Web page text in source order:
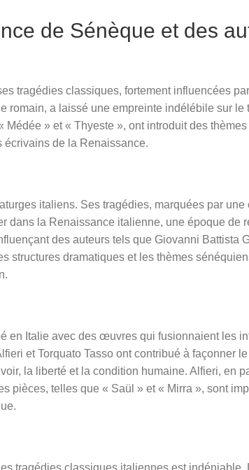
de Sénèque et des
tragédies classiques, fortement influencées
romain, a laissé une empreinte indélébile sur
» et « Thyeste », ont introduit des
écrivains de la Renaissance.
italiens. Ses tragédies, marquées par
dans la Renaissance italienne, une époque de
des auteurs tels que Giovanni Battista
structures dramatiques et les thèmes
en Italie avec des œuvres qui fusionnaient les
et Torquato Tasso ont contribué à façonner
la liberté et la condition humaine. Alfieri, en
pièces, telles que « Saül » et « Mirra », sont
tragédies classiques italiennes est